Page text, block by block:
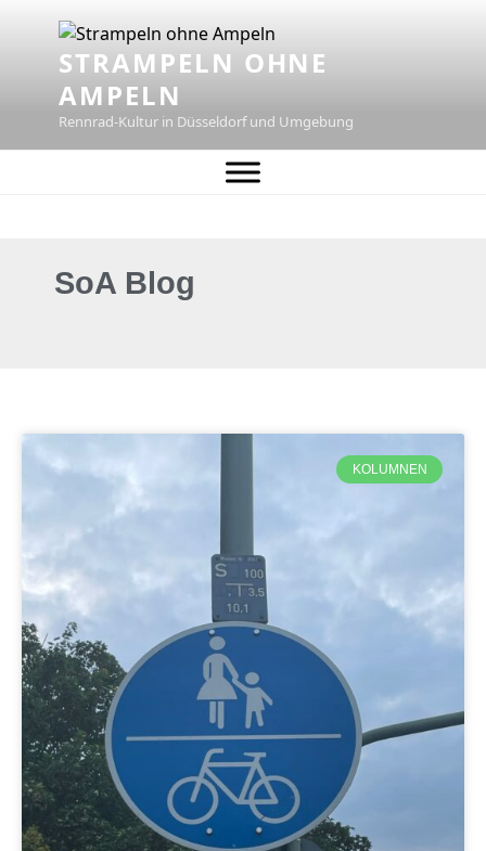
STRAMPELN OHNE
AMPELN
Rennrad-Kultur in Düsseldorf und Umgebung
SoA Blog
KOLUMNEN